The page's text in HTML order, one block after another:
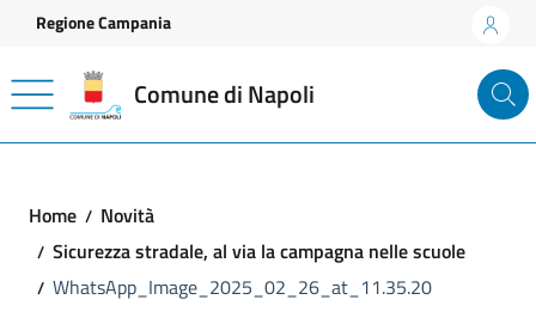
Vai ai contenuti
Vai al footer
Regione Campania
Comune di Napoli
Home
Novità
Sicurezza stradale, al via la campagna nelle scuole
WhatsApp_Image_2025_02_26_at_11.35.20